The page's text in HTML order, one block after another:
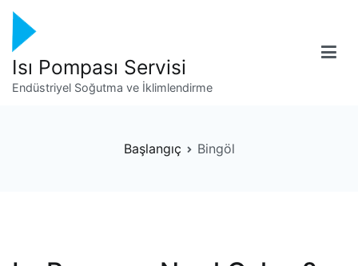
İçeriğe
geç
Isı Pompası Servisi
Endüstriyel Soğutma ve İklimlendirme
Başlangıç Bingöl